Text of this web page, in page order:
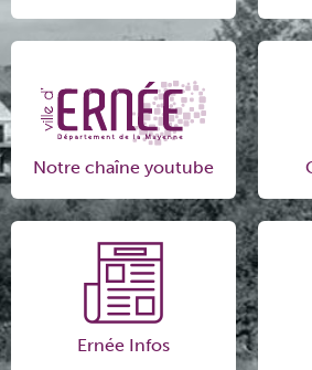
Notre chaîne youtube
Ernée Infos